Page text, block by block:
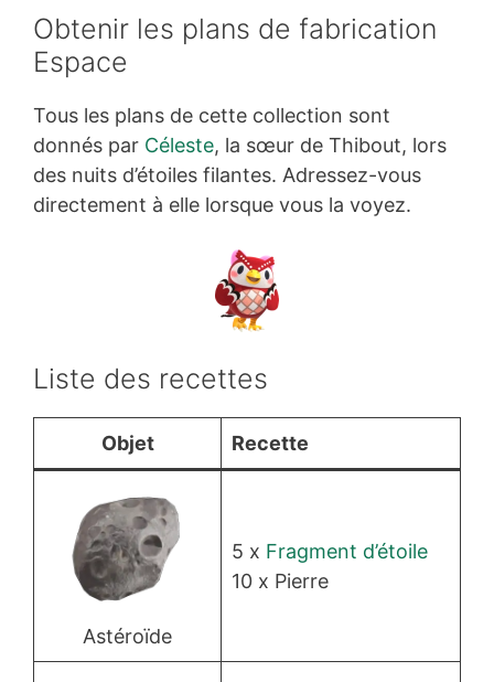
Obtenir les plans de fabrication
Espace
Tous les plans de cette collection sont
donnés par Céleste, la sœur de Thibout, lors
des nuits d’étoiles filantes. Adressez-vous
directement à elle lorsque vous la voyez.
Liste des recettes
Objet Recette
Astéroïde
5 x Fragment d’étoile
10 x Pierre